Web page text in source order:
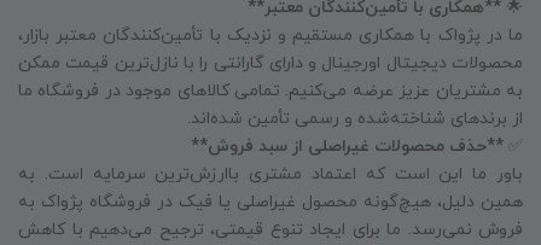
🌟 **همکاری با تأمین‌کنندگان معتبر**
ما در پژواک با همکاری مستقیم و نزدیک با تأمین‌کنندگان معتبر بازار،
محصولات دیجیتال اورجینال و دارای گارانتی را با نازل‌ترین قیمت ممکن
به مشتریان عزیز عرضه می‌کنیم. تمامی کالاهای موجود در فروشگاه ما
از برندهای شناخته‌شده و رسمی تأمین شده‌اند.
✅ **حذف محصولات غیراصلی از سبد فروش**
باور ما این است که اعتماد مشتری باارزش‌ترین سرمایه است. به
همین دلیل، هیچ‌گونه محصول غیراصلی یا فیک در فروشگاه پژواک به
فروش نمی‌رسد. ما برای ایجاد تنوع قیمتی، ترجیح می‌دهیم با کاهش